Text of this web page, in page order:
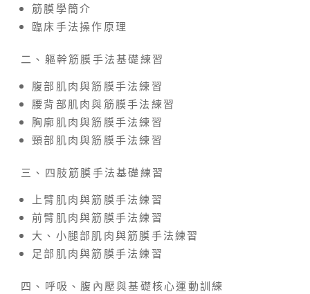
筋膜學簡介
臨床手法操作原理
二、軀幹筋膜手法基礎練習
腹部肌肉與筋膜手法練習
腰背部肌肉與筋膜手法練習
胸廓肌肉與筋膜手法練習
頸部肌肉與筋膜手法練習
三、四肢筋膜手法基礎練習
上臂肌肉與筋膜手法練習
前臂肌肉與筋膜手法練習
大、小腿部肌肉與筋膜手法練習
足部肌肉與筋膜手法練習
四、呼吸、腹內壓與基礎核心運動訓練